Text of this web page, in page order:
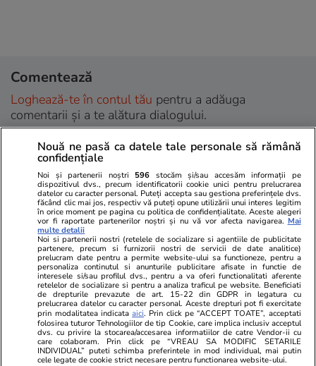
Comentează
Loghează-te în contul tău pentru a adăuga
comentarii și a te alătura dialogului.
Sunt de acord cu regulile comunitatii
Nouă ne pasă ca datele tale personale să rămână
confidențiale
Noi și partenerii noștri 596 stocăm și/sau accesăm informații pe
dispozitivul dvs., precum identificatorii cookie unici pentru prelucrarea
datelor cu caracter personal. Puteți accepta sau gestiona preferințele dvs.
făcând clic mai jos, respectiv vă puteți opune utilizării unui interes legitim
în orice moment pe pagina cu politica de confidențialitate. Aceste alegeri
vor fi raportate partenerilor noștri și nu vă vor afecta navigarea. Mai
multe detalii
Noi si partenerii nostri (retelele de socializare si agentiile de publicitate
partenere, precum si furnizorii nostri de servicii de date analitice)
prelucram date pentru a permite website-ului sa functioneze, pentru a
personaliza continutul si anunturile publicitare afisate in functie de
interesele si/sau profilul dvs., pentru a va oferi functionalitati aferente
retelelor de socializare si pentru a analiza traficul pe website. Beneficiati
de drepturile prevazute de art. 15-22 din GDPR in legatura cu
prelucrarea datelor cu caracter personal. Aceste drepturi pot fi exercitate
prin modalitatea indicataaici. Prin click pe “ACCEPT TOATE”, acceptati
folosirea tuturor Tehnologiilor de tip Cookie, care implica inclusiv acceptul
dvs. cu privire la stocarea/accesarea informatiilor de catre Vendor-ii cu
care colaboram. Prin click pe “VREAU SA MODIFIC SETARILE
INDIVIDUAL” puteti schimba preferintele in mod individual, mai putin
cele legate de cookie strict necesare pentru functionarea website-ului.